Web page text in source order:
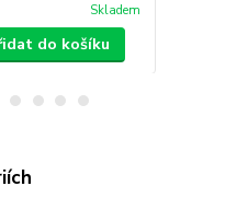
Skladem
do košíku